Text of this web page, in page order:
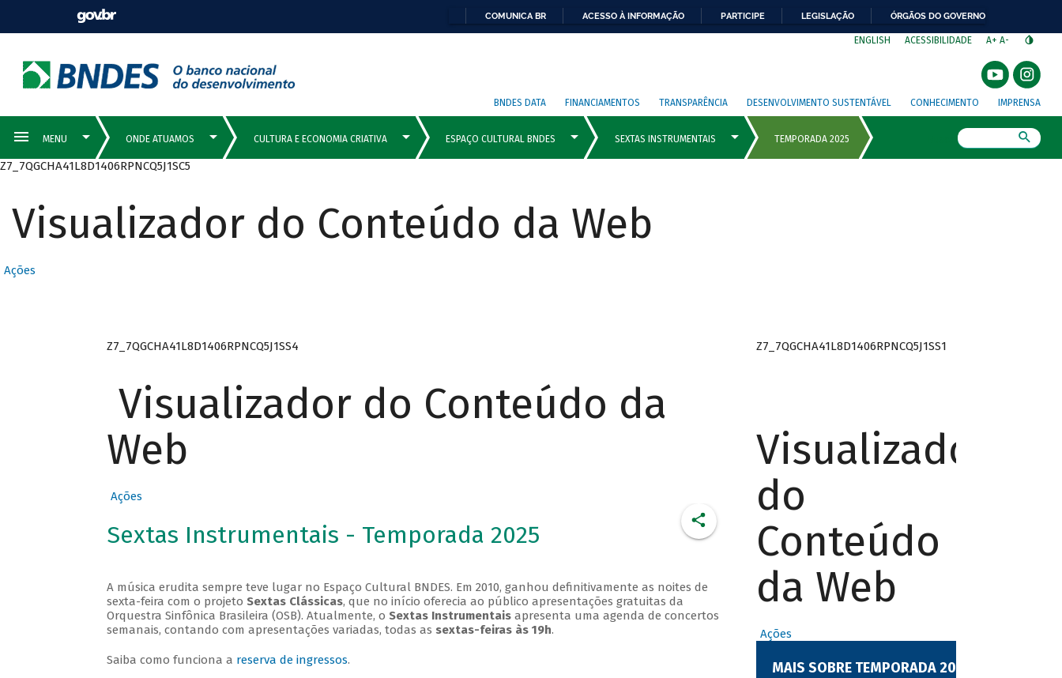
COMUNICA BR ACESSO À INFORMAÇÃO PARTICIPE LEGISLAÇÃO ÓRGÃOS DO GOVERNO
ENGLISH ACESSIBILIDADE A+ A-
BNDES DATA FINANCIAMENTOS TRANSPARÊNCIA DESENVOLVIMENTO SUSTENTÁVEL CONHECIMENTO IMPRENSA
Z7_7QGCHA41L8D1406RPNCQ5J1SC5
Visualizador do Conteúdo da Web
Ações
Z7_7QGCHA41L8D1406RPNCQ5J1SS4
Visualizador do Conteúdo da
Web
Ações
Sextas Instrumentais - Temporada 2025
A música erudita sempre teve lugar no Espaço Cultural BNDES. Em 2010, ganhou definitivamente as noites de
sexta-feira com o projeto Sextas Clássicas, que no início oferecia ao público apresentações gratuitas da
Orquestra Sinfônica Brasileira (OSB). Atualmente, o Sextas Instrumentaisapresenta uma agenda de concertos
semanais, contando com apresentações variadas, todas as sextas-feiras às 19h.
Saiba como funciona a reserva de ingressos.
Z7_7QGCHA41L8D1406RPNCQ5J1SS1
Visualizador
do
Conteúdo
da Web
Ações
MAIS SOBRE TEMPORADA 2025